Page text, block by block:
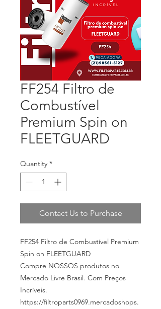
FF254 Filtro de
Combustível
Premium Spin on
FLEETGUARD
Quantity *
Contact Us to Purchase
FF254 Filtro de Combustível Premium
Spin on FLEETGUARD
Compre NOSSOS produtos no
Mercado Livre Brasil. Com Preços
Incríveis.
https://filtroparts0969.mercadoshops.